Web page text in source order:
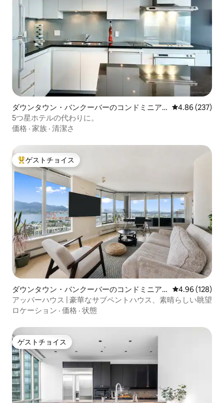
ダウンタウン・バンクーバーのコンドミニア
ム
レビュー237
4.86 (237)
5つ星ホテルの代わりに。
価格 · 家族 · 清潔さ
大好評のゲストチョイスです。
ゲストチョイス
ダウンタウン・バンクーバーのコンドミニア
ム
レビュー128
4.96 (128)
アッパーハウス | 豪華なサブペントハウス、素晴らしい眺望
ロケーション · 価格 · 状態
ゲストチョイス
ゲストチョイス